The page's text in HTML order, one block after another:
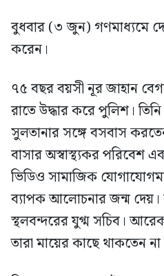
বুধবার (৩ জুন) গণমাধ্যমে
করেন।
৭৫ বছর বয়সী নূর জাহান
রাতে উদ্ধার করে পুলিশ।
সুলতানার সঙ্গে বসবাস
বাসার অস্বাস্থ্যকর পরিবেশ
ভিডিও সামাজিক
ব্যাপক আলোচনার জন্ম দেয়।
স্থলবন্দরের যুগ্ম সচিব।
তারা মায়ের কাছে থাকতেন